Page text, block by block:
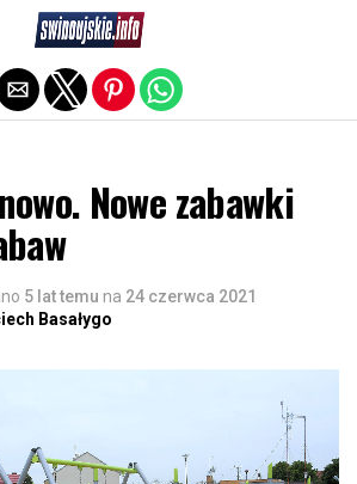
Nowe zabawki
5 lat temu na 24 czerwca 2021
Basałygo
Exit mobile version